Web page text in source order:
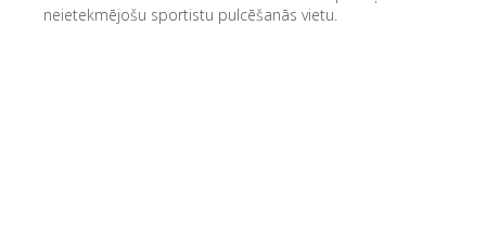
neietekmējošu sportistu pulcēšanās vietu.